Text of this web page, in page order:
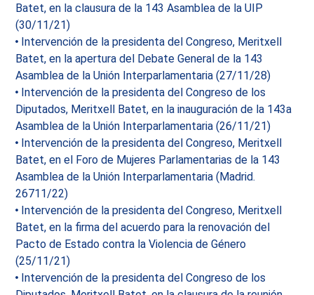
Batet, en la clausura de la 143 Asamblea de la UIP
(30/11/21)
Intervención de la presidenta del Congreso, Meritxell
Batet, en la apertura del Debate General de la 143
Asamblea de la Unión Interparlamentaria (27/11/28)
Intervención de la presidenta del Congreso de los
Diputados, Meritxell Batet, en la inauguración de la 143a
Asamblea de la Unión Interparlamentaria (26/11/21)
Intervención de la presidenta del Congreso, Meritxell
Batet, en el Foro de Mujeres Parlamentarias de la 143
Asamblea de la Unión Interparlamentaria (Madrid.
26711/22)
Intervención de la presidenta del Congreso, Meritxell
Batet, en la firma del acuerdo para la renovación del
Pacto de Estado contra la Violencia de Género
(25/11/21)
Intervención de la presidenta del Congreso de los